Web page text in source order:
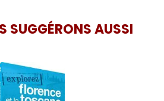
SUGGÉRONS AUSSI